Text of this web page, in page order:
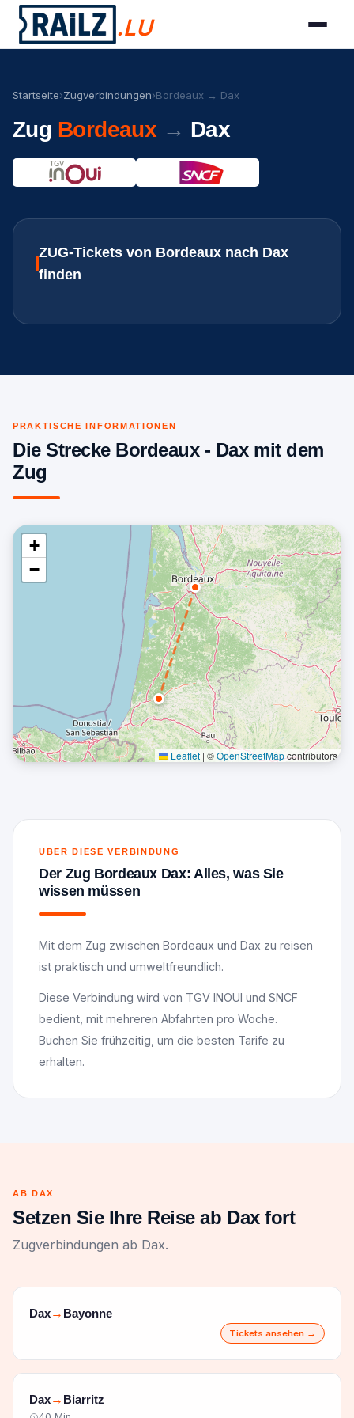
.LU
Startseite›Zugverbindungen›Bordeaux → Dax
Zug Bordeaux → Dax
ZUG-Tickets von Bordeaux nach Dax
finden
PRAKTISCHE INFORMATIONEN
Die Strecke Bordeaux - Dax mit dem
Zug
+
−
Leaflet | ©OpenStreetMapcontributors
ÜBER DIESE VERBINDUNG
Der Zug Bordeaux Dax: Alles, was Sie
wissen müssen
Mit dem Zug zwischen Bordeaux und Dax zu reisen
ist praktisch und umweltfreundlich.
Diese Verbindung wird von TGV INOUI und SNCF
bedient, mit mehreren Abfahrten pro Woche.
Buchen Sie frühzeitig, um die besten Tarife zu
erhalten.
AB DAX
Setzen Sie Ihre Reise ab Dax fort
Zugverbindungen ab Dax.
Dax→ Bayonne
Tickets ansehen →
Dax→ Biarritz